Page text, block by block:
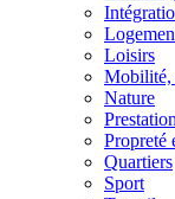
Loisirs
Mobilité,
Nature
Propreté
Quartiers
Sport